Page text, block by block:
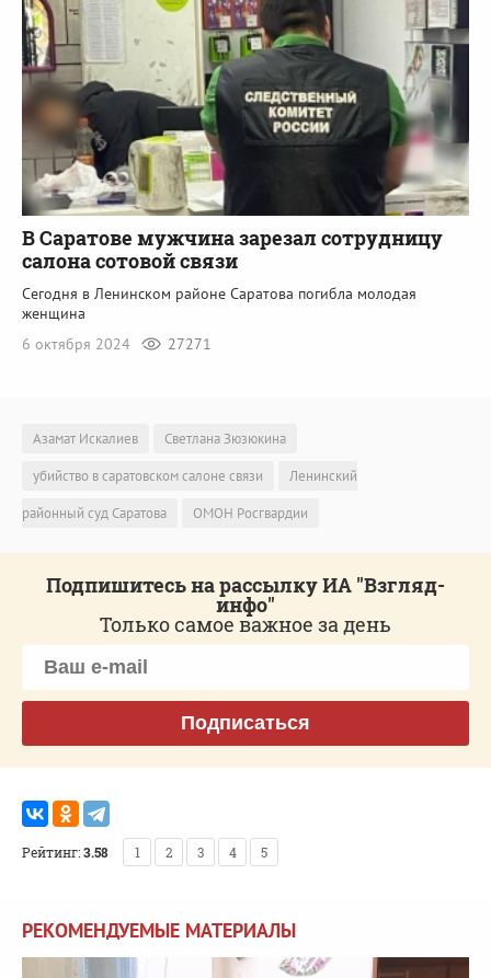
В Саратове мужчина зарезал сотрудницу
салона сотовой связи
Сегодня в Ленинском районе Саратова погибла молодая
женщина
6 октября 2024
27271
Азамат Искалиев
Светлана Зюзюкина
убийство в саратовском салоне связи
Ленинский
районный суд Саратова
ОМОН Росгвардии
Подпишитесь на рассылку ИА "Взгляд-
инфо"
Только самое важное за день
Подписаться
Рейтинг:3.58 1 2 3 4 5
РЕКОМЕНДУЕМЫЕ МАТЕРИАЛЫ